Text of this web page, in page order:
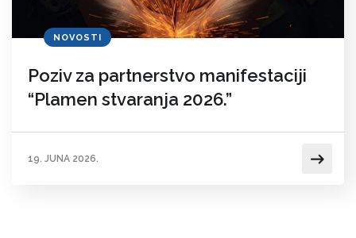
NOVOSTI
Poziv za partnerstvo manifestaciji
“Plamen stvaranja 2026.”
19. JUNA 2026.